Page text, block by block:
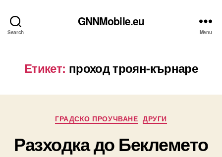
Search
GNNMobile.eu
Menu
Етикет: проход троян-кърнаре
Categories
ГРАДСКО ПРОУЧВАНЕ ДРУГИ
Разходка до Беклемето